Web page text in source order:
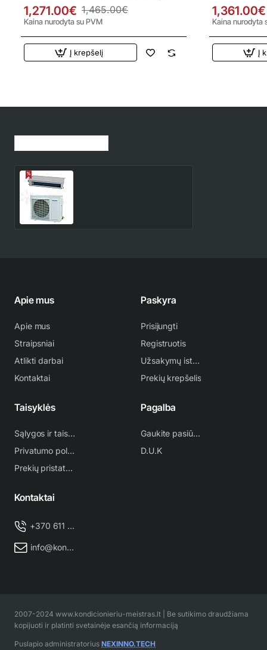
1,271.00€ 1,465.00€
Kaina nurodyta su PVM
Į krepšelį
1,361.00€
Kaina nurodyta
Į
Apie mus
Apie mus
Straipsniai
Atlikti darbai
Kontaktai
Paskyra
Prisijungti
Registruotis
Užsakymų istorija
Prekių krepšelis
Taisyklės
Sąlygos ir taisyklės
Privatumo politika
Prekių pristatymas
Pagalba
Gaukite pasiūlymą
D.U.K
Kontaktai
+370 611 38 500
info@kondicionieriu-meistras.lt
2007-2024 www.kondicionieriu-meistras.lt | Be sutikimo draudžiama
kopijuoti ir platinti svetainėje esančią informaciją
Puslapio administratorius NEXINNO.TECH